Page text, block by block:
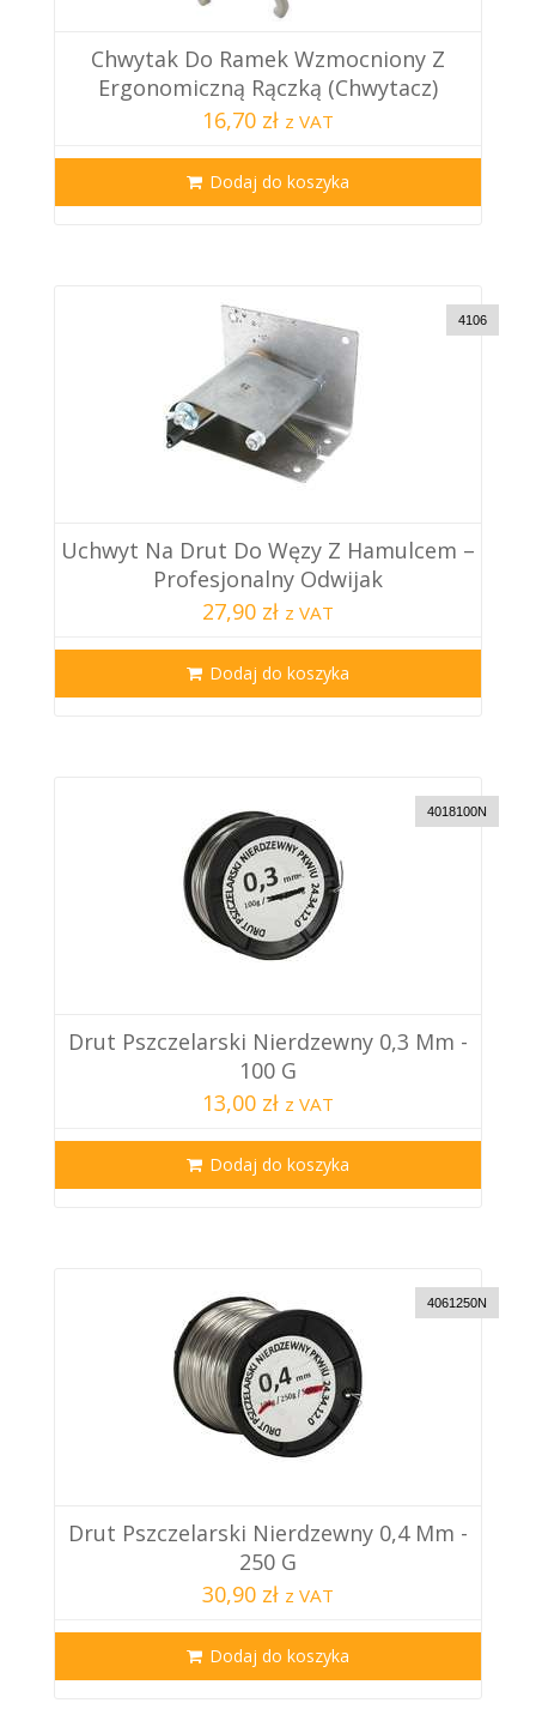
Chwytak Do Ramek Wzmocniony Z
Ergonomiczną Rączką (Chwytacz)
16,70 zł z VAT
Dodaj do koszyka
4106
Uchwyt Na Drut Do Węzy Z Hamulcem –
Profesjonalny Odwijak
27,90 zł z VAT
Dodaj do koszyka
4018100N
Drut Pszczelarski Nierdzewny 0,3 Mm -
100 G
13,00 zł z VAT
Dodaj do koszyka
4061250N
Drut Pszczelarski Nierdzewny 0,4 Mm -
250 G
30,90 zł z VAT
Dodaj do koszyka